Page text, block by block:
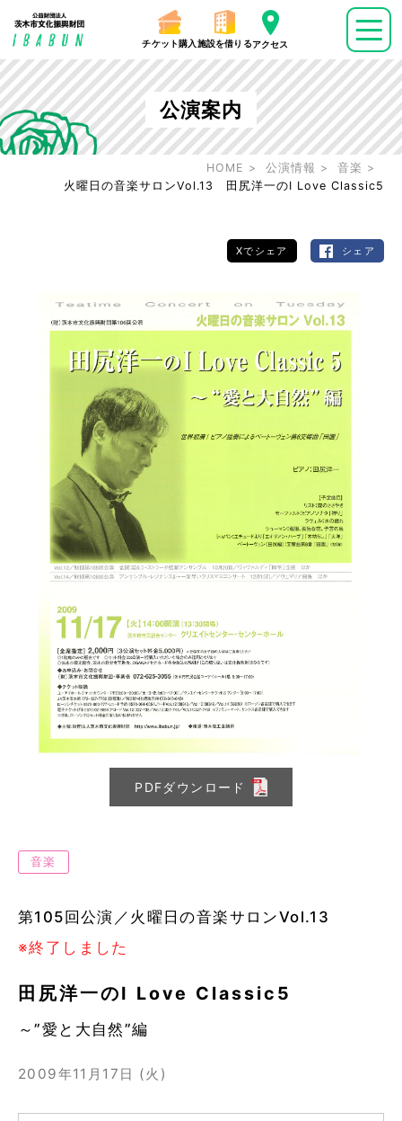
チケット購入 施設を借りるアクセス
公演案内
HOME 公演情報
音楽
火曜日の音楽サロンVol.13 田尻洋一のI Love Classic5
Xでシェア シェア
PDFダウンロード
音楽
第105回公演／火曜日の音楽サロンVol.13
※終了しました
田尻洋一のI Love Classic5
～”愛と大自然”編
2009年11月17日 (火)